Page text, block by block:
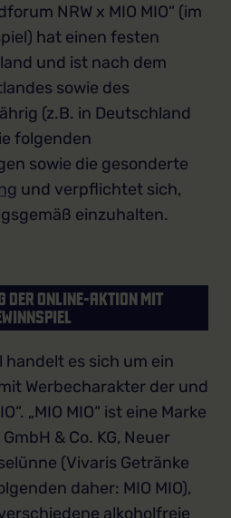
NRW x MIO MIO“ (im
hat einen festen
und ist nach dem
sowie des
(z.B. in Deutschland
folgenden
sowie die gesonderte
und verpflichtet sich,
einzuhalten.
DER ONLINE-AKTION MIT
handelt es sich um ein
Werbecharakter der und
„MIO MIO“ ist eine Marke
& Co. KG, Neuer
(Vivaris Getränke
daher: MIO MIO),
alkoholfreie